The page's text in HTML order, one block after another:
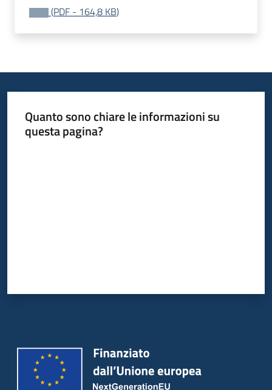
(PDF - 164,8 KB)
Quanto sono chiare le informazioni su
questa pagina?